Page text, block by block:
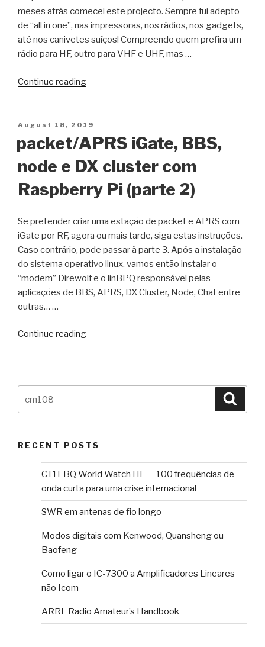
2)”
meses atrás comecei este projecto. Sempre fui adepto
de “all in one”, nas impressoras, nos rádios, nos gadgets,
até nos canivetes suíços! Compreendo quem prefira um
rádio para HF, outro para VHF e UHF, mas …
Continue reading“pi-
packet
e
aplicações
desktop”
Posted
August 18, 2019
packet/APRS iGate, BBS,
node e DX cluster com
Raspberry Pi (parte 2)
Se pretender criar uma estação de packet e APRS com
iGate por RF, agora ou mais tarde, siga estas instruções.
Caso contrário, pode passar à parte 3. Após a instalação
do sistema operativo linux, vamos então instalar o
“modem” Direwolf e o linBPQ responsável pelas
aplicações de BBS, APRS, DX Cluster, Node, Chat entre
outras… …
Continue reading“packet/APRS
Raspberry
Pi
(parte
2)”
for:
RECENT POSTS
CT1EBQ World Watch HF — 100 frequências de
onda curta para uma crise internacional
SWR em antenas de fio longo
Modos digitais com Kenwood, Quansheng ou
Baofeng
Como ligar o IC-7300 a Amplificadores Lineares
não Icom
ARRL Radio Amateur’s Handbook